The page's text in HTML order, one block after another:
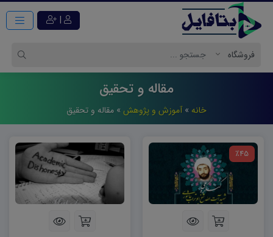
|
مقاله و تحقیق
خانه »آموزش و پژوهش » مقاله و تحقیق
٪45